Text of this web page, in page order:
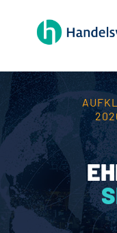
Themen
Mitgliedschaft
Partner
News
Handelsjournal